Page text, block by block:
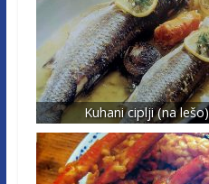
Kuhani ciplji (na lešo)